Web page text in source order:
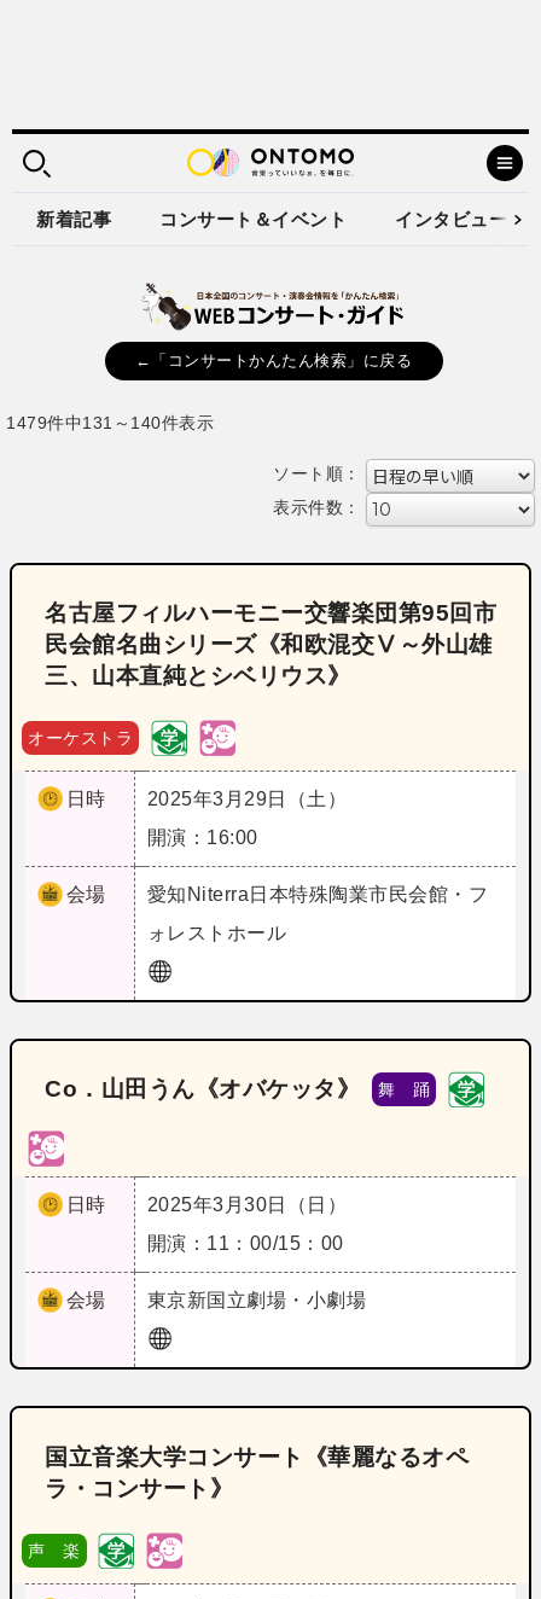
新着記事 コンサート＆イベント インタビュー
←「コンサートかんたん検索」に戻る
1479件中131～140件表示
ソート順：
表示件数：
名古屋フィルハーモニー交響楽団第95回市
民会館名曲シリーズ《和欧混交Ⅴ～外山雄
三、山本直純とシベリウス》
オーケストラ
日時
2025年3月29日（土）
開演：16:00
会場 愛知 Niterra日本特殊陶業市民会館・フ
ォレストホール
Co．山田うん《オバケッタ》 舞 踊
日時
2025年3月30日（日）
開演：11：00/15：00
会場 東京新国立劇場・小劇場
国立音楽大学コンサート《華麗なるオペ
ラ・コンサート》
声 楽